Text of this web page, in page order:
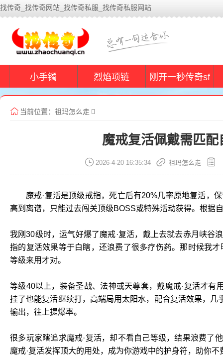
找传奇_找传奇网站_找传奇私服_找传奇私服网站
小手镯 烈焰项链 刚开一秒传奇sf
当前位置： 祖玛怎么走
魔戒复活佩戴需匹
2026-4-20 16:35:34 祖玛怎么走
魔戒·复活是顶级戒指，死亡后有20%几率原地复活，
高到离谱，只能过去闯关顶级BOSS或特殊活动获得。根据
我刚30级时，运气好爆了魔戒·复活，戴上去就去赤月峡谷
指的复活效果等于白瞎，还浪费了很多疗伤药。那时候我
等级来用才对。
等级40以上，装备圣战、法神或天尊套，戴魔戒·复活才
挂了也能复活继续打，高端局用太阳水，配合复活效果，
输出，往上提爆率。
很多玩家瞎追求魔戒·复活，却不看自己等级，结果浪费了
魔戒·复活发挥顶大的用处，成为你游戏中的护身符，助你